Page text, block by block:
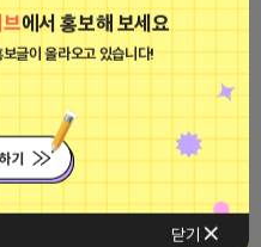
에서 홍보해 보세요
글이 올라오고 있습니다!
닫기
포터, 리더 모집◆ ✔선점을 통한 큰
수입 가능 ✔MSPOT, MRWD 구매
자격 ✔다양한 혜택 있음 ■마르코스
팟 정보■ 블로그
https://blog.naver.com/marcospot
마르코스팟
https://marcospot.com ■마르
코스팟 세미나 초대장■
https://invitation.bizforms.co.kr/
♣경기지점♣ ☎ 010-8648-1691
2025-08-05 14:14 댓글: 0개
광고